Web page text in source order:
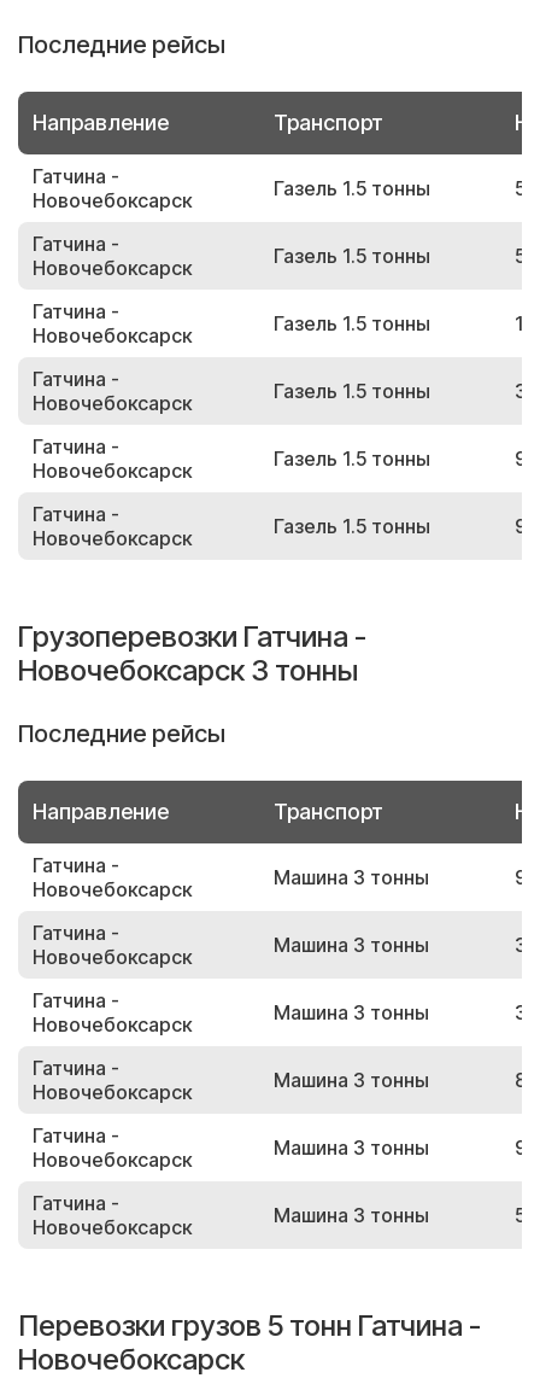
Последние рейсы
Направление Транспорт
Гатчина -
Новочебоксарск
Газель 1.5 тонны
Гатчина -
Новочебоксарск
Газель 1.5 тонны
Гатчина -
Новочебоксарск
Газель 1.5 тонны
Гатчина -
Новочебоксарск
Газель 1.5 тонны
Гатчина -
Новочебоксарск
Газель 1.5 тонны
Гатчина -
Новочебоксарск
Газель 1.5 тонны
Грузоперевозки Гатчина -
Новочебоксарск 3 тонны
Последние рейсы
Направление Транспорт
Гатчина -
Новочебоксарск
Машина 3 тонны
Гатчина -
Новочебоксарск
Машина 3 тонны
Гатчина -
Новочебоксарск
Машина 3 тонны
Гатчина -
Новочебоксарск
Машина 3 тонны
Гатчина -
Новочебоксарск
Машина 3 тонны
Гатчина -
Новочебоксарск
Машина 3 тонны
Перевозки грузов 5 тонн Гатчина -
Новочебоксарск